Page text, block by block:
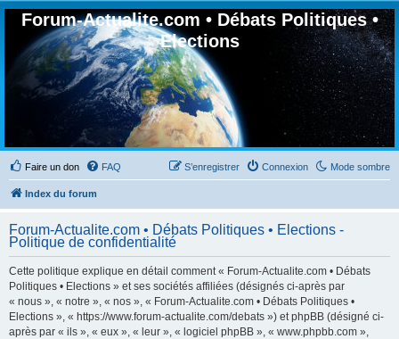
Forum-Actualite.com • Débats Politiques •
Elections
Faire un don Mode sombre
FAQ Connexion
S’enregistrer
Index du forum
Forum-Actualite.com • Débats Politiques • Elections -
Politique de confidentialité
Cette politique explique en détail comment « Forum-Actualite.com • Débats
Politiques • Elections » et ses sociétés affiliées (désignés ci-après par
« nous », « notre », « nos », « Forum-Actualite.com • Débats Politiques •
Elections », « https://www.forum-actualite.com/debats ») et phpBB (désigné ci-
après par « ils », « eux », « leur », « logiciel phpBB », « www.phpbb.com »,